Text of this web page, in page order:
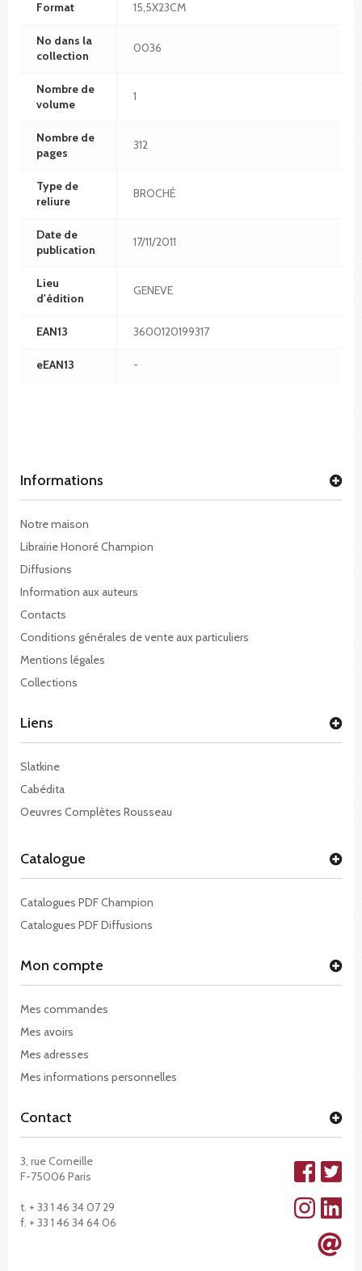
Format 15,5X23CM
No dans la
collection
0036
Nombre de
volume
1
Nombre de
pages
312
Type de
reliure
BROCHÉ
Date de
publication
17/11/2011
Lieu
d'édition
GENEVE
EAN13 3600120199317
eEAN13 -
Informations
Notre maison
Librairie Honoré Champion
Diffusions
Information aux auteurs
Contacts
Conditions générales de vente aux particuliers
Mentions légales
Collections
Liens
Slatkine
Cabédita
Oeuvres Complètes Rousseau
Catalogue
Catalogues PDF Champion
Catalogues PDF Diffusions
Mon compte
Mes commandes
Mes avoirs
Mes adresses
Mes informations personnelles
Contact
3, rue Corneille
F-75006 Paris
t. + 33 1 46 34 07 29
f. + 33 1 46 34 64 06